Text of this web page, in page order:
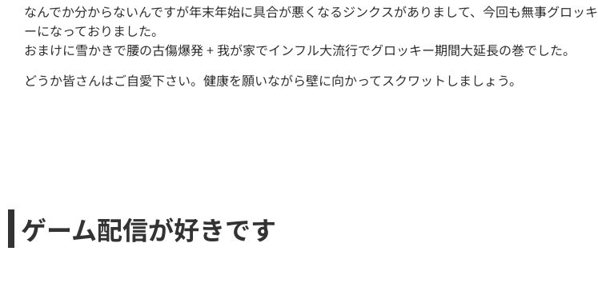
なんでか分からないんですが年末年始に具合が悪くなるジンクスがありまして、今回も無事グロッキ
ーになっておりました。
おまけに雪かきで腰の古傷爆発 + 我が家でインフル大流行でグロッキー期間大延長の巻でした。
どうか皆さんはご自愛下さい。健康を願いながら壁に向かってスクワットしましょう。
ゲーム配信が好きです